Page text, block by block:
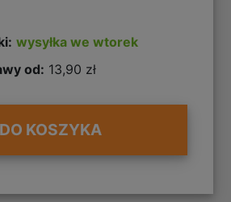
wysyłka we wtorek
od: 13,90 zł
DO KOSZYKA